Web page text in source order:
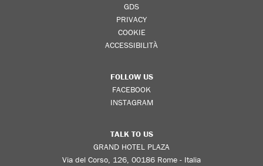
GDS
PRIVACY
COOKIE
ACCESSIBILITÀ
FOLLOW US
FACEBOOK
INSTAGRAM
TALK TO US
GRAND HOTEL PLAZA
Via del Corso, 126, 00186 Rome - Italia